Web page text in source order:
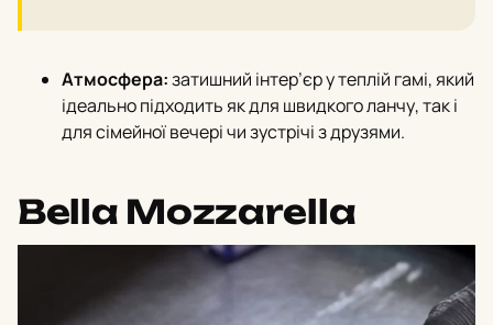
Атмосфера:затишний інтер’єр у теплій гамі, який
ідеально підходить як для швидкого ланчу, так і
для сімейної вечері чи зустрічі з друзями.
Bella Mozzarella